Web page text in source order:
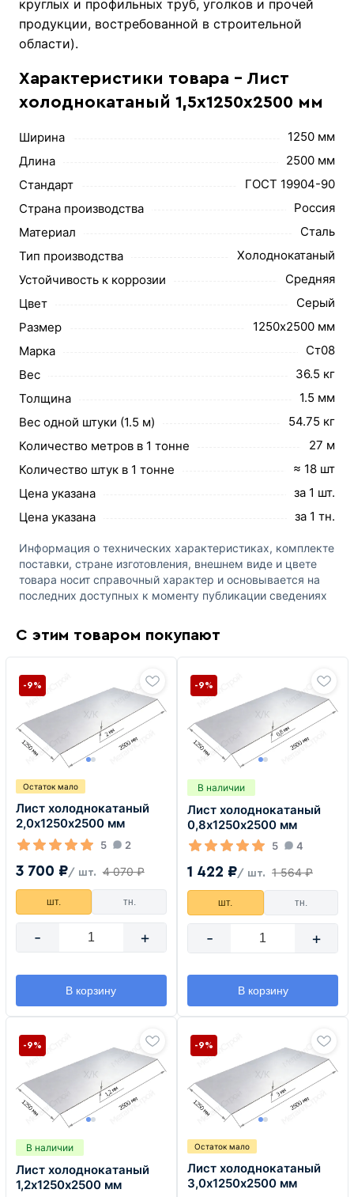
круглых и профильных труб, уголков и прочей
продукции, востребованной в строительной
области).
Характеристики товара - Лист
холоднокатаный 1,5х1250х2500 мм
Ширина
1250 мм
Длина
2500 мм
Стандарт
ГОСТ 19904-90
Страна производства
Россия
Материал
Сталь
Тип производства
Холоднокатаный
Устойчивость к коррозии
Средняя
Цвет
Серый
Размер
1250х2500 мм
Марка
Ст08
Вес
36.5 кг
Толщина
1.5 мм
Вес одной штуки (1.5 м)
54.75 кг
Количество метров в 1 тонне
27 м
Количество штук в 1 тонне
≈ 18 шт
Цена указана
за 1 шт.
Цена указана
за 1 тн.
Информация о технических характеристиках, комплекте
поставки, стране изготовления, внешнем виде и цвете
товара носит справочный характер и основывается на
последних доступных к моменту публикации сведениях
С этим товаром покупают
Остаток мало
Лист холоднокатаный
2,0х1250х2500 мм
5 2
3 700 ₽/ шт. 4 070 ₽
-9%
шт. тн.
- +
В корзину
В наличии
Лист холоднокатаный
0,8х1250х2500 мм
5 4
1 422 ₽/ шт. 1 564 ₽
-9%
шт. тн.
- +
В корзину
В наличии
Лист холоднокатаный
1,2х1250х2500 мм
-9%
Остаток мало
Лист холоднокатаный
3,0х1250х2500 мм
-9%